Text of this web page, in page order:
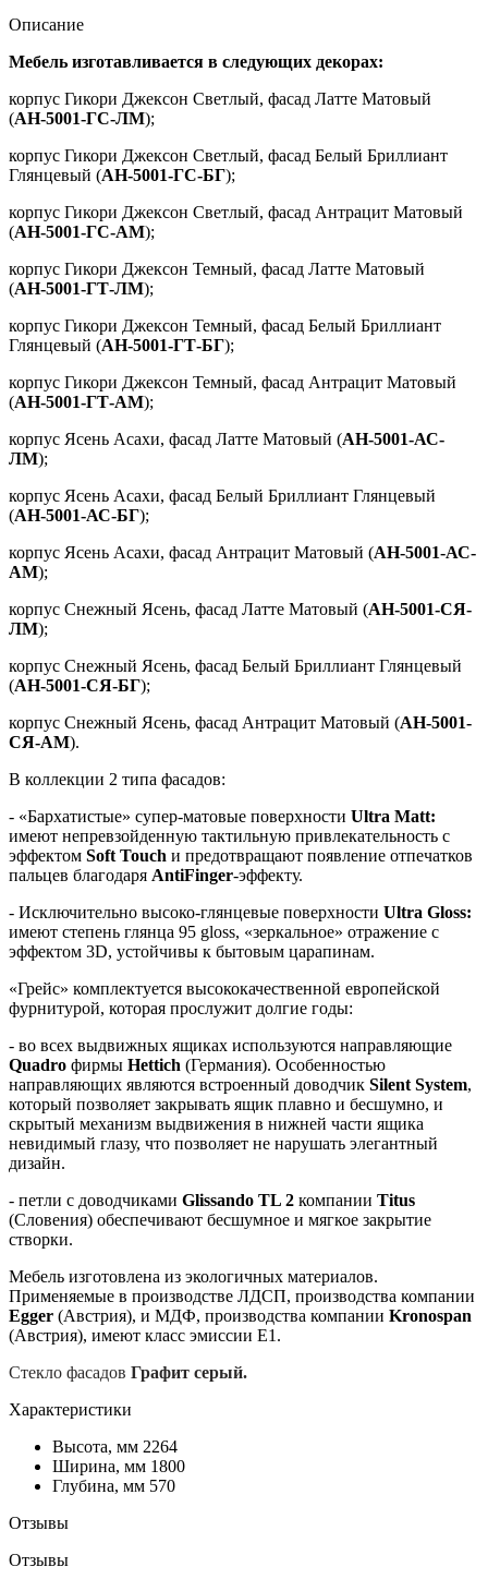
Описание
Мебель изготавливается в следующих декорах:
корпус Гикори Джексон Светлый, фасад Латте Матовый
(АН-5001-ГС-ЛМ);
корпус Гикори Джексон Светлый, фасад Белый Бриллиант
Глянцевый (АН-5001-ГС-БГ);
корпус Гикори Джексон Светлый, фасад Антрацит Матовый
(АН-5001-ГС-АМ);
корпус Гикори Джексон Темный, фасад Латте Матовый
(АН-5001-ГТ-ЛМ);
корпус Гикори Джексон Темный, фасад Белый Бриллиант
Глянцевый (АН-5001-ГТ-БГ);
корпус Гикори Джексон Темный, фасад Антрацит Матовый
(АН-5001-ГТ-АМ);
корпус Ясень Асахи, фасад Латте Матовый (АН-5001-АС-
ЛМ);
корпус Ясень Асахи, фасад Белый Бриллиант Глянцевый
(АН-5001-АС-БГ);
корпус Ясень Асахи, фасад Антрацит Матовый (АН-5001-АС-
АМ);
корпус Снежный Ясень, фасад Латте Матовый (АН-5001-СЯ-
ЛМ);
корпус Снежный Ясень, фасад Белый Бриллиант Глянцевый
(АН-5001-СЯ-БГ);
корпус Снежный Ясень, фасад Антрацит Матовый (АН-5001-
СЯ-АМ).
В коллекции 2 типа фасадов:
- «Бархатистые» супер-матовые поверхности Ultra Matt:
имеют непревзойденную тактильную привлекательность с
эффектом Soft Touch и предотвращают появление отпечатков
пальцев благодаря AntiFinger-эффекту.
- Исключительно высоко-глянцевые поверхности Ultra Gloss:
имеют степень глянца 95 gloss, «зеркальное» отражение с
эффектом 3D, устойчивы к бытовым царапинам.
«Грейс» комплектуется высококачественной европейской
фурнитурой, которая прослужит долгие годы:
- во всех выдвижных ящиках используются направляющие
Quadro фирмы Hettich (Германия). Особенностью
направляющих являются встроенный доводчик Silent System,
который позволяет закрывать ящик плавно и бесшумно, и
скрытый механизм выдвижения в нижней части ящика
невидимый глазу, что позволяет не нарушать элегантный
дизайн.
- петли с доводчиками Glissando TL 2 компании Titus
(Словения) обеспечивают бесшумное и мягкое закрытие
створки.
Мебель изготовлена из экологичных материалов.
Применяемые в производстве ЛДСП, производства компании
Egger (Австрия), и МДФ, производства компании Kronospan
(Австрия), имеют класс эмиссии Е1.
Стекло фасадов Графит серый.
Характеристики
Высота, мм 2264
Ширина, мм 1800
Глубина, мм 570
Отзывы
Отзывы